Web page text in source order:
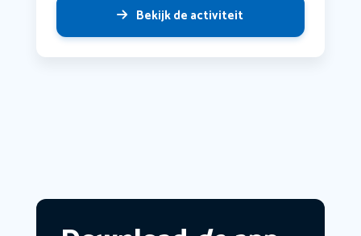
Bekijk de activiteit